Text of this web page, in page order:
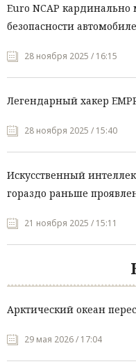
Euro NCAP кардинально
безопасности
28 ноября 2025 / 16:15
Легендарный хакер
28 ноября 2025 / 15:40
Искусственный
гораздо раньше
21 ноября 2025 / 15:11
Арктический океан
29 мая 2026 / 17:04